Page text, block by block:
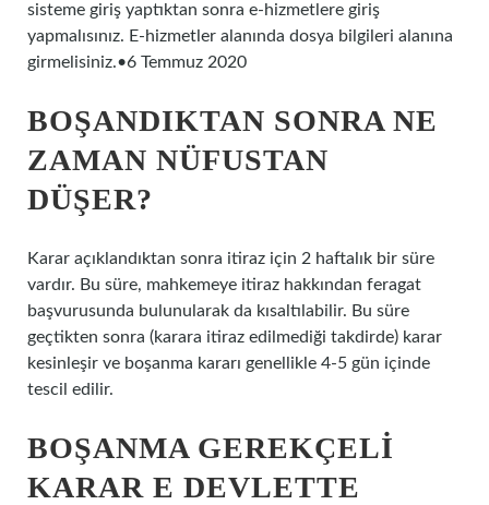
sisteme giriş yaptıktan sonra e-hizmetlere giriş
yapmalısınız. E-hizmetler alanında dosya bilgileri alanına
girmelisiniz.•6 Temmuz 2020
BOŞANDIKTAN SONRA NE
ZAMAN NÜFUSTAN
DÜŞER?
Karar açıklandıktan sonra itiraz için 2 haftalık bir süre
vardır. Bu süre, mahkemeye itiraz hakkından feragat
başvurusunda bulunularak da kısaltılabilir. Bu süre
geçtikten sonra (karara itiraz edilmediği takdirde) karar
kesinleşir ve boşanma kararı genellikle 4-5 gün içinde
tescil edilir.
BOŞANMA GEREKÇELI
KARAR E DEVLETTE